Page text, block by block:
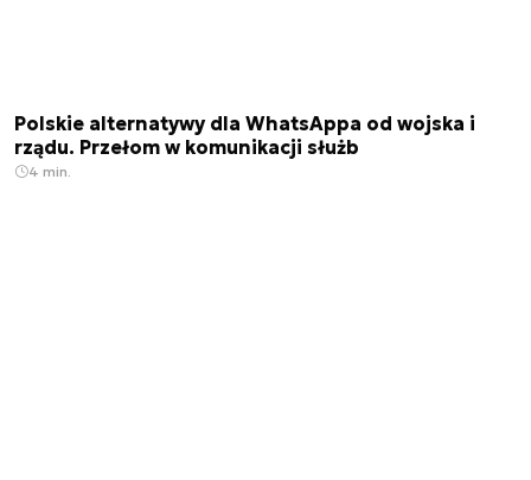
Polskie alternatywy dla WhatsAppa od wojska i
rządu. Przełom w komunikacji służb
4 min.